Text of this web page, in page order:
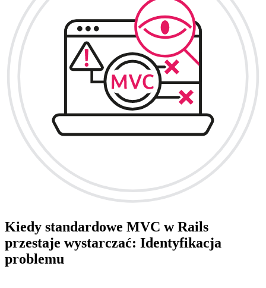
Kiedy standardowe MVC w Rails
przestaje wystarczać: Identyfikacja
problemu